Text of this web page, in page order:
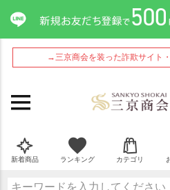
→三京商会を装った詐欺サイト
新着商品 ランキング カテゴリ